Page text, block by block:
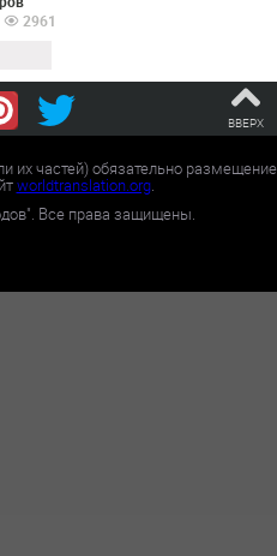
2961
ВВЕРХ
их частей) обязательно размещение
worldtranslation.org.
Все права защищены.